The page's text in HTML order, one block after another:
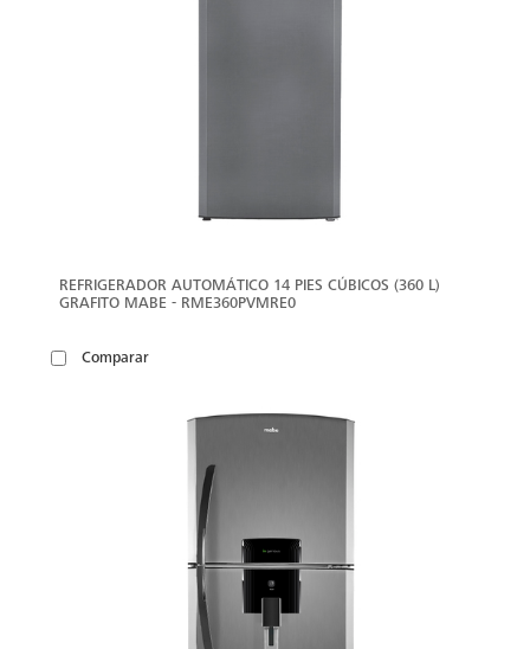
REFRIGERADOR AUTOMÁTICO 14 PIES CÚBICOS (360 L)
GRAFITO MABE - RME360PVMRE0
Comparar